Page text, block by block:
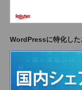
WordPressに特化した